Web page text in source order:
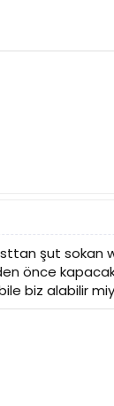
şut sokan
önce
biz alabilir